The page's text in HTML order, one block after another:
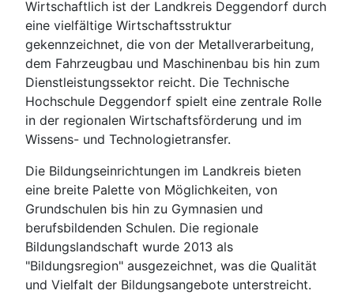
Wirtschaftlich ist der Landkreis Deggendorf durch
eine vielfältige Wirtschaftsstruktur
gekennzeichnet, die von der Metallverarbeitung,
dem Fahrzeugbau und Maschinenbau bis hin zum
Dienstleistungssektor reicht. Die Technische
Hochschule Deggendorf spielt eine zentrale Rolle
in der regionalen Wirtschaftsförderung und im
Wissens- und Technologietransfer.
Die Bildungseinrichtungen im Landkreis bieten
eine breite Palette von Möglichkeiten, von
Grundschulen bis hin zu Gymnasien und
berufsbildenden Schulen. Die regionale
Bildungslandschaft wurde 2013 als
"Bildungsregion" ausgezeichnet, was die Qualität
und Vielfalt der Bildungsangebote unterstreicht.